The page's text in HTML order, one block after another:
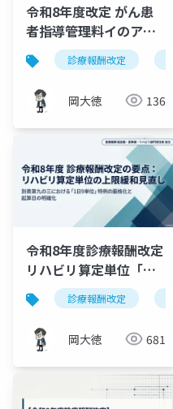
令和8年度改定 がん患
者指導管理料イのアッ
プデート｜「点」から
「線」の支援へ
診療報酬改定
岡大徳 136
令和8年度診療報酬改定
リハビリ算定単位「上
限緩和」見直しの要点
診療報酬改定
岡大徳 681